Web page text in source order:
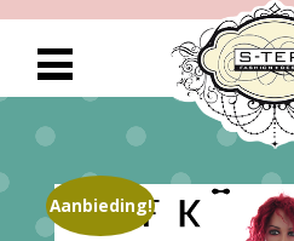
Aanbieding!